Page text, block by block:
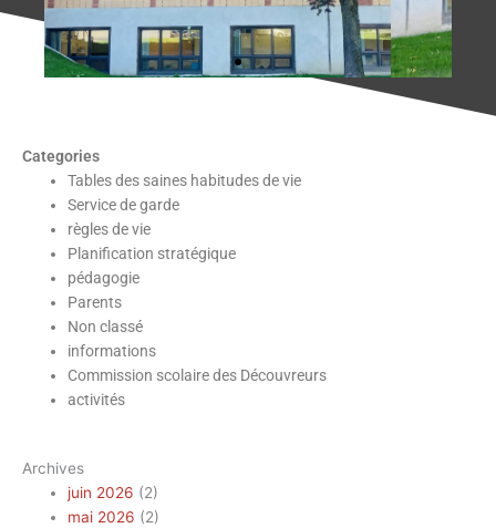
Categories
Tables des saines habitudes de vie
Service de garde
règles de vie
Planification stratégique
pédagogie
Parents
Non classé
informations
Commission scolaire des Découvreurs
activités
Archives
juin 2026 (2)
mai 2026 (2)